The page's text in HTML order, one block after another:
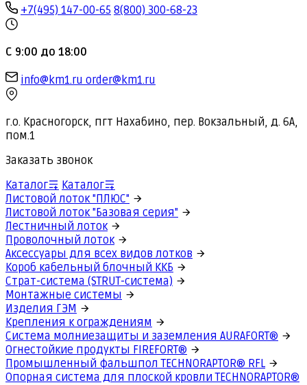
+7(495) 147-00-65 8(800) 300-68-23
С 9:00 до 18:00
info@km1.ru order@km1.ru
г.о. Красногорск, пгт Нахабино, пер. Вокзальный, д. 6А,
пом.1
Заказать звонок
Каталог
Каталог
Листовой лоток "ПЛЮС"
Листовой лоток "Базовая серия"
Лестничный лоток
Проволочный лоток
Аксессуары для всех видов лотков
Короб кабельный блочный ККБ
Страт-система (STRUT-система)
Монтажные системы
Изделия ГЭМ
Крепления к ограждениям
Система молниезащиты и заземления AURAFORT®
Огнестойкие продукты FIREFORT®
Промышленный фальшпол TECHNORAPTOR® RFL
Опорная система для плоской кровли TECHNORAPTOR®